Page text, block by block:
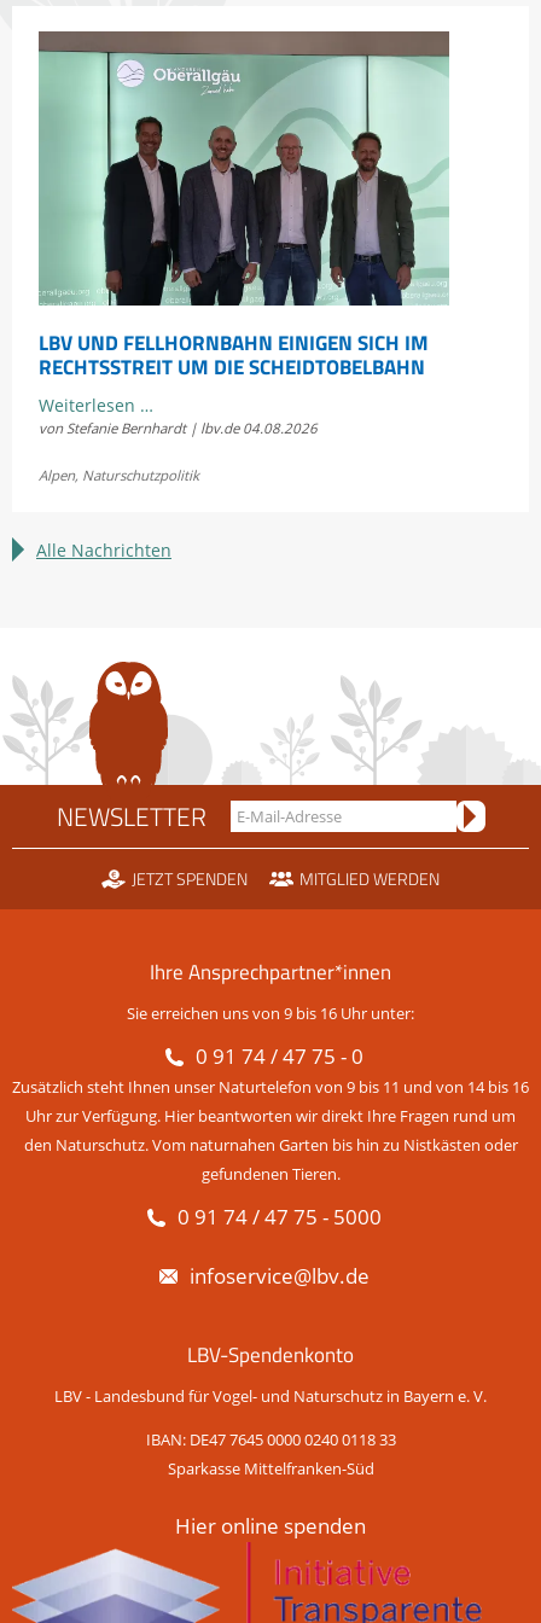
LBV UND FELLHORNBAHN EINIGEN SICH IM
RECHTSSTREIT UM DIE SCHEIDTOBELBAHN
Weiterlesen …LBV
und
einigen
im
Scheidtobelbahn
von Stefanie Bernhardt | lbv.de 04.08.2026
Alpen, Naturschutzpolitik
Alle Nachrichten
NEWSLETTER
JETZT SPENDEN MITGLIED WERDEN
Ihre Ansprechpartner*innen
Sie erreichen uns von 9 bis 16 Uhr unter:
0 91 74 / 47 75 - 0
Zusätzlich steht Ihnen unser Naturtelefon von 9 bis 11 und von 14 bis 16
Uhr zur Verfügung. Hier beantworten wir direkt Ihre Fragen rund um
den Naturschutz. Vom naturnahen Garten bis hin zu Nistkästen oder
gefundenen Tieren.
0 91 74 / 47 75 - 5000
infoservice@lbv.de
LBV-Spendenkonto
LBV - Landesbund für Vogel- und Naturschutz in Bayern e. V.
IBAN: DE47 7645 0000 0240 0118 33
Sparkasse Mittelfranken-Süd
Hier online spenden